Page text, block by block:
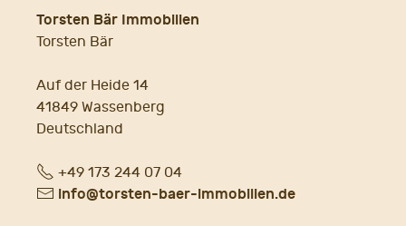
Torsten Bär Immobilien
Torsten Bär
Auf der Heide 14
41849 Wassenberg
Deutschland
Fon+49 173 244 07 04
E- info@torsten-baer-immobilien.de